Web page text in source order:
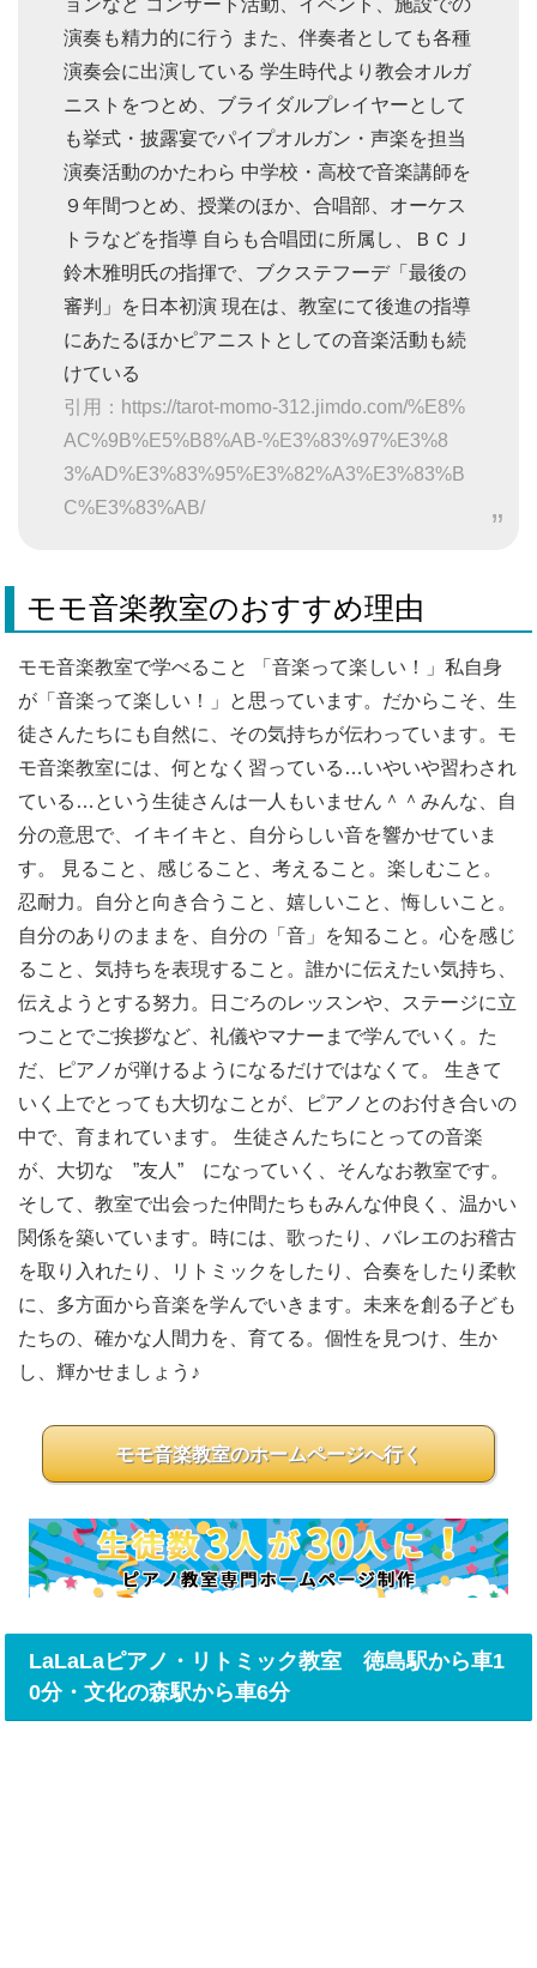
演奏も精力的に行う また、伴奏者としても各種
演奏会に出演している 学生時代より教会オルガ
ニストをつとめ、ブライダルプレイヤーとして
も挙式・披露宴でパイプオルガン・声楽を担当
演奏活動のかたわら 中学校・高校で音楽講師を
９年間つとめ、授業のほか、合唱部、オーケス
トラなどを指導 自らも合唱団に所属し、ＢＣＪ
鈴木雅明氏の指揮で、ブクステフーデ「最後の
審判」を日本初演 現在は、教室にて後進の指導
にあたるほかピアニストとしての音楽活動も続
けている
引用：https://tarot-momo-312.jimdo.com/%E8%
AC%9B%E5%B8%AB-%E3%83%97%E3%8
3%AD%E3%83%95%E3%82%A3%E3%83%B
C%E3%83%AB/
モモ音楽教室のおすすめ理由
モモ音楽教室で学べること 「音楽って楽しい！」私自身
が「音楽って楽しい！」と思っています。だからこそ、生
徒さんたちにも自然に、その気持ちが伝わっています。モ
モ音楽教室には、何となく習っている…いやいや習わされ
ている…という生徒さんは一人もいません＾＾みんな、自
分の意思で、イキイキと、自分らしい音を響かせていま
す。 見ること、感じること、考えること。楽しむこと。
忍耐力。自分と向き合うこと、嬉しいこと、悔しいこと。
自分のありのままを、自分の「音」を知ること。心を感じ
ること、気持ちを表現すること。誰かに伝えたい気持ち、
伝えようとする努力。日ごろのレッスンや、ステージに立
つことでご挨拶など、礼儀やマナーまで学んでいく。た
だ、ピアノが弾けるようになるだけではなくて。 生きて
いく上でとっても大切なことが、ピアノとのお付き合いの
中で、育まれています。 生徒さんたちにとっての音楽
が、大切な ”友人” になっていく、そんなお教室です。
そして、教室で出会った仲間たちもみんな仲良く、温かい
関係を築いています。時には、歌ったり、バレエのお稽古
を取り入れたり、リトミックをしたり、合奏をしたり柔軟
に、多方面から音楽を学んでいきます。未来を創る子ども
たちの、確かな人間力を、育てる。個性を見つけ、生か
し、輝かせましょう♪
モモ音楽教室のホームページへ行く
LaLaLaピアノ・リトミック教室 徳島駅から車1
0分・文化の森駅から車6分